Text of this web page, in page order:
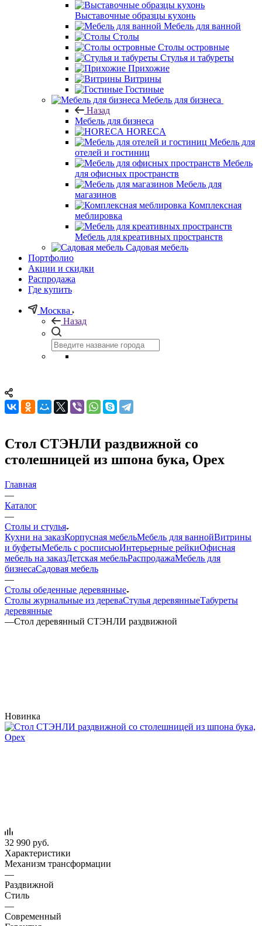
Выставочные образцы кухонь
Мебель для ванной
Столы
Столы островные
Стулья и табуреты
Прихожие
Витрины
Гостиные
Мебель для бизнеса
Назад
Мебель для бизнеса
HORECA
Мебель для
отелей и гостиниц
Мебель
для офисных пространств
Мебель для
магазинов
Комплексная
меблировка
Мебель для креативных пространств
Садовая мебель
Портфолио
Акции и скидки
Распродажа
Где купить
Москва
Назад
Стол СТЭНЛИ раздвижной со
столешницей из шпона бука, Орех
Главная
—
Каталог
—
Столы и стулья
Кухни на заказКорпусная мебельМебель для ваннойВитрины
и буфетыМебель с росписьюИнтерьерные рейкиОфисная
мебель на заказДетская мебельРаспродажаМебель для
бизнесаСадовая мебель
—
Столы обеденные деревянные
Столы журнальные из дереваСтулья деревянныеТабуреты
деревянные
—Стол деревянный СТЭНЛИ раздвижной
Новинка
32 990 руб.
Характеристики
Механизм трансформации
—
Раздвижной
Стиль
—
Современный